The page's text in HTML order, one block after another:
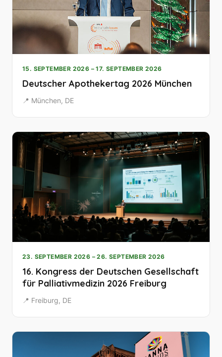
15. SEPTEMBER 2026 – 17. SEPTEMBER 2026
Deutscher Apothekertag 2026 München
📍 München, DE
23. SEPTEMBER 2026 – 26. SEPTEMBER 2026
16. Kongress der Deutschen Gesellschaft
für Palliativmedizin 2026 Freiburg
📍 Freiburg, DE